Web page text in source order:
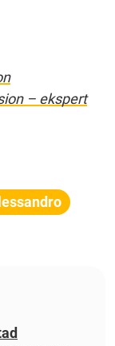
– ekspert